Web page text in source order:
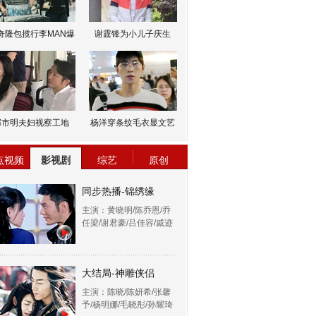
隆包揽行李MAN爆 谢霆锋为小儿子庆生
明夫妇视察工地 杨洋穿条纹毛衣显文艺
视频 影视剧 综艺 原创
同步热播-锦绣缘
主演：黄晓明/陈乔恩/乔
任梁/谢君豪/吕佳容/戚迹
大结局-神雕侠侣
主演：陈晓/陈妍希/张馨
予/杨明娜/毛晓彤/孙耀琦